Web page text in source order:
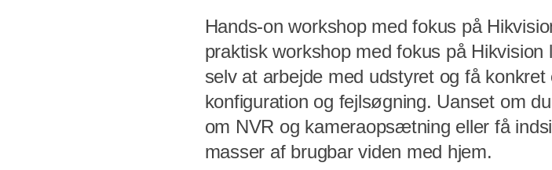
Hands-on workshop med fokus på
praktisk workshop med fokus på
selv at arbejde med udstyret og få
konfiguration og fejlsøgning. Uanset om
om NVR og kameraopsætning eller få
masser af brugbar viden med hjem.